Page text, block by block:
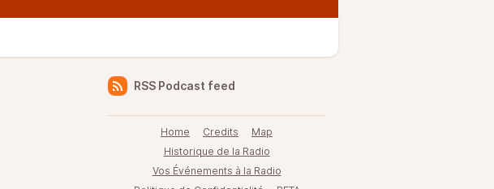
RSS Podcast feed
Home Credits
Map
Historique de la Radio
Vos Événements à la Radio